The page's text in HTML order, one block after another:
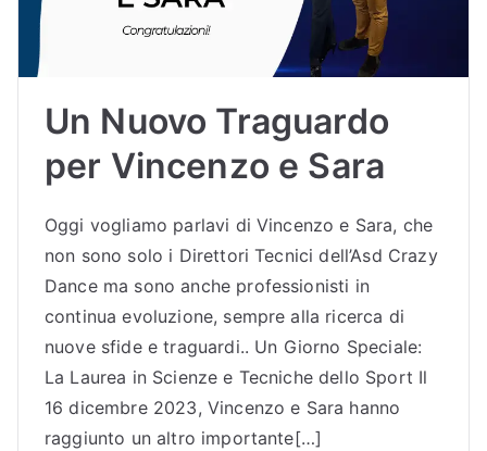
uol
di
Bal
lo
Bu
Un Nuovo Traguardo
per Vincenzo e Sara
Oggi vogliamo parlavi di Vincenzo e Sara, che
non sono solo i Direttori Tecnici dell’Asd Crazy
Dance ma sono anche professionisti in
continua evoluzione, sempre alla ricerca di
nuove sfide e traguardi.. Un Giorno Speciale:
La Laurea in Scienze e Tecniche dello Sport Il
16 dicembre 2023, Vincenzo e Sara hanno
raggiunto un altro importante[…]